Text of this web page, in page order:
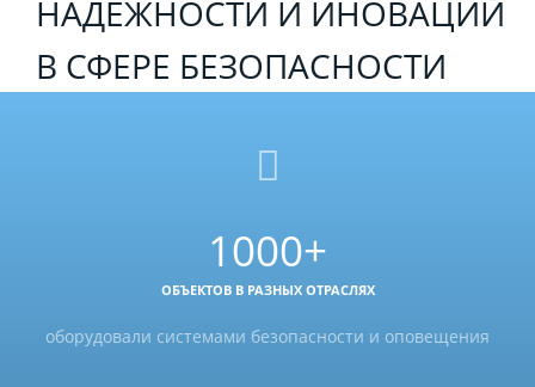
НАДЕЖНОСТИ И ИНОВАЦИЙ
В СФЕРЕ БЕЗОПАСНОСТИ
1000+
ОБЪЕКТОВ В РАЗНЫХ ОТРАСЛЯХ
оборудовали системами безопасности и оповещения